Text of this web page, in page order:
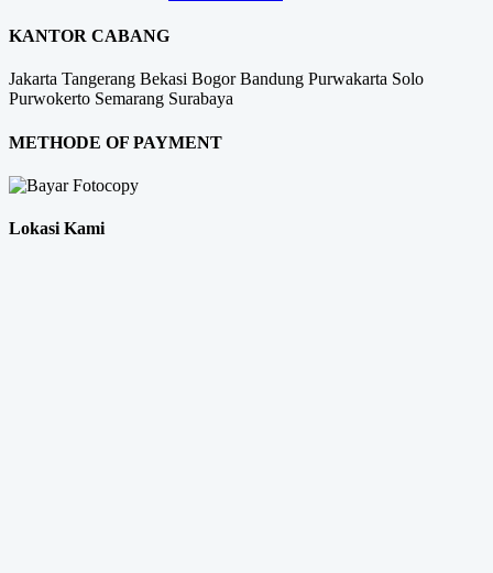
KANTOR CABANG
Jakarta Tangerang Bekasi BogorBandung Purwakarta Solo
Purwokerto Semarang Surabaya
METHODE OF PAYMENT
Lokasi Kami